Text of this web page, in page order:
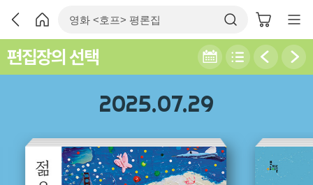
편집장의 선택
2025.07.29